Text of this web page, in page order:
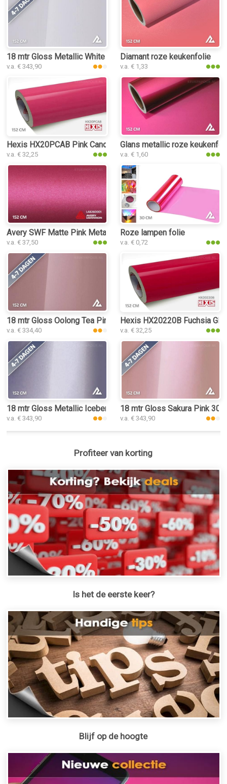
18 mtr Gloss Metallic White Peach 3032 keukenfolie
v.a. € 343,90
Diamant roze keukenfolie
v.a. € 1,33
Hexis HX20PCAB Pink Candy Gloss keukenfolie
v.a. € 32,25
Glans metallic roze
v.a. € 1,60
Avery SWF Matte Pink Metallic keukenfolie
v.a. € 37,50
Roze lampen folie
v.a. € 0,72
18 mtr Gloss Oolong Tea Pink 3139 keukenfolie
v.a. € 334,40
Hexis HX20220B Fuchsia
v.a. € 32,25
18 mtr Gloss Metallic Iceberry 3052 keukenfolie
v.a. € 343,90
18 mtr Gloss Sakura Pink
v.a. € 343,90
Profiteer van korting
Is het de eerste keer?
Blijf op de hoogte